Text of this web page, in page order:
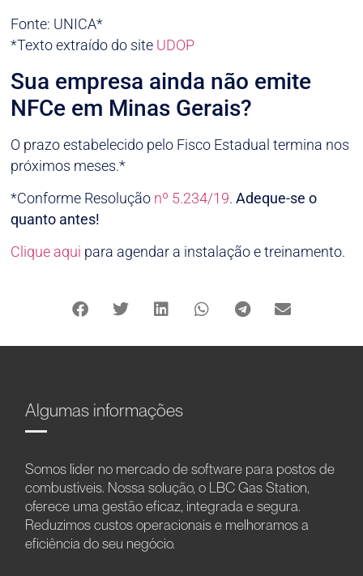
Fonte: UNICA*
*Texto extraído do site UDOP
Sua empresa ainda não emite
NFCe em Minas Gerais?
O prazo estabelecido pelo Fisco Estadual termina nos
próximos meses.*
*Conforme Resolução nº 5.234/19.Adeque-se o
quanto antes!
Clique aqui para agendar a instalação e treinamento.
Algumas informações
Somos líder no mercado de software para postos de
combustíveis. Nossa solução, o LBC Gas Station,
oferece uma gestão eficaz, integrada e segura.
Reduzimos custos operacionais e melhoramos a
eficiência do seu negócio.